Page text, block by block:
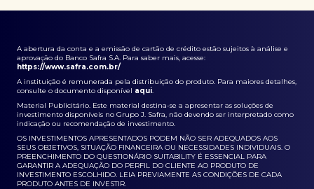
A abertura da conta e a emissão de cartão de crédito estão sujeitos à análise e
aprovação do Banco Safra S.A. Para saber mais, acesse:
https://www.safra.com.br/
A instituição é remunerada pela distribuição do produto. Para maiores detalhes,
consulte o documento disponível aqui.
Material Publicitário. Este material destina-se a apresentar as soluções de
investimento disponíveis no Grupo J. Safra, não devendo ser interpretado como
indicação ou recomendação de investimento.
OS INVESTIMENTOS APRESENTADOS PODEM NÃO SER ADEQUADOS AOS
SEUS OBJETIVOS, SITUAÇÃO FINANCEIRA OU NECESSIDADES INDIVIDUAIS. O
PREENCHIMENTO DO QUESTIONÁRIO SUITABILITY É ESSENCIAL PARA
GARANTIR A ADEQUAÇÃO DO PERFIL DO CLIENTE AO PRODUTO DE
INVESTIMENTO ESCOLHIDO. LEIA PREVIAMENTE AS CONDIÇÕES DE CADA
PRODUTO ANTES DE INVESTIR.